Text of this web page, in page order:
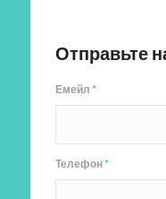
Отправьте
Емейл*
Телефон*